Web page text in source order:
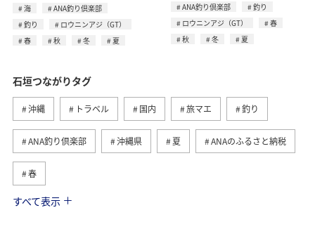
海
ANA釣り倶楽部
釣り
ロウニンアジ（GT）
春
秋 冬 夏
ANA釣り倶楽部
釣り
ロウニンアジ（GT）
春
秋
冬 夏
石垣つながりタグ
沖縄 トラベル 国内 旅マエ 釣り
ANA釣り倶楽部 沖縄県 夏 ANAのふるさと納税
春
西表島
すべて表示